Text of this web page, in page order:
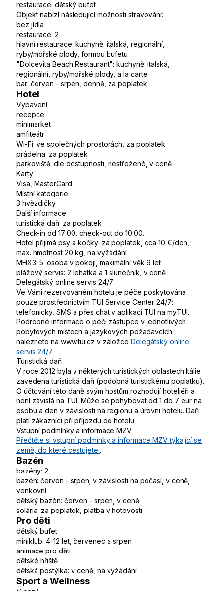
restaurace: dětský bufet
Objekt nabízí následující možnosti stravování:
bez jídla
restaurace: 2
hlavní restaurace: kuchyně: italská, regionální,
ryby/mořské plody, formou bufetu
"Dolcevita Beach Restaurant": kuchyně: italská,
regionální, ryby/mořské plody, a la carte
bar: červen - srpen, denně, za poplatek
Hotel
Vybavení
recepce
minimarket
amfiteátr
Wi-Fi: ve společných prostorách, za poplatek
prádelna: za poplatek
parkoviště: dle dostupnosti, nestřežené, v ceně
Karty
Visa, MasterCard
Místní kategorie
3 hvězdičky
Další informace
turistická daň: za poplatek
Check-in od 17:00, check-out do 10:00.
Hotel přijímá psy a kočky: za poplatek, cca 10 €/den,
max. hmotnost 20 kg, na vyžádání
MHX3: 5. osoba v pokoji, maximální věk 9 let
plážový servis: 2 lehátka a 1 slunečník, v ceně
Delegátský online servis 24/7
Ve Vámi rezervovaném hotelu je péče poskytována
pouze prostřednictvím TUI Service Center 24/7:
telefonicky, SMS a přes chat v aplikaci TUI na myTUI.
Podrobné informace o péči zástupce v jednotlivých
pobytových místech a jazykových požadavcích
naleznete na www.tui.cz v záložce Delegátský online
servis 24/7
Turistická daň
V roce 2012 byla v některých turistických oblastech Itálie
zavedena turistická daň (podobná turistickému poplatku).
O účtování této daně svým hostům rozhodují hoteliéři a
není závislá na TUI. Může se pohybovat od 1 do 7 eur na
osobu a den v závislosti na regionu a úrovni hotelu. Daň
platí zákazníci při příjezdu do hotelu.
Vstupní podmínky a informace MZV
Přečtěte si vstupní podmínky a informace MZV týkající se
země, do které cestujete..
Bazén
bazény: 2
bazén: červen - srpen; v závislosti na počasí, v ceně,
venkovní
dětský bazén: červen - srpen, v ceně
solária: za poplatek, platba v hotovosti
Pro děti
dětský bufet
miniklub: 4-12 let, červenec a srpen
animace pro děti
dětské hřiště
dětská postýlka: v ceně, na vyžádání
Sport a Wellness